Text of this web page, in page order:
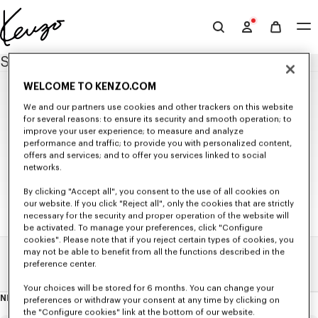
Skip to main content
Skip to footer content
Site
officiel
KENZO
SITEMAP
NOUVEAUTÉS
NOUVEAUTÉS HOMME
NOUVEAUTÉS FEMME
NOUVEAUTÉS ENFANTS
SÉLECTIONS
Ensembles De Saison
KENZO Jumping Tiger
FEMME
NOUVEAUTÉS
Toute la Collection
T-shirts et Débardeurs
Sweatshirts
Pulls et Cardigans
Vestes et Manteaux
Chemises et Tops
Robes et Jupes
Denim
Tailleurs
Kimonos
Petite Maroquinerie
ACCESSOIRES
Tous les Accessoires
Casquettes et Chapeaux
Foulards et Étoles
Ceintures
Lunettes de soleil
Pins et Bijoux
Chaussettes
Cravates
CHAUSSURES
Toutes les Chaussures
Ballerines et Espadrilles
Sneakers
Derbies et Bottines
CADEAUX
Tous les Cadeaux
Petits Cadeaux
ENFANT
TOUTE LA COLLECTION ENFANT
FILLE (3-12 ANS)
Toute la Collection
T-shirts et Sweatshirts
Robes et Jupes
Vestes et Blousons
Accessoires
GARÇON (3-12 ANS)
Toute la Collection
T-shirts et Sweatshirts
Vestes et Blousons
Accessoires
Bébés (1 mois - 2 ans)
NEWSLETTER
A
de
WELCOME TO KENZO.COM
We and our partners use cookies and other trackers on this website
for several reasons: to ensure its security and smooth operation; to
improve your user experience; to measure and analyze
performance and traffic; to provide you with personalized content,
offers and services; and to offer you services linked to social
networks.
By clicking "Accept all", you consent to the use of all cookies on
our website. If you click "Reject all", only the cookies that are strictly
necessary for the security and proper operation of the website will
be activated. To manage your preferences, click "Configure
cookies". Please note that if you reject certain types of cookies, you
may not be able to benefit from all the functions described in the
preference center.
Your choices will be stored for 6 months. You can change your
preferences or withdraw your consent at any time by clicking on
the "Configure cookies" link at the bottom of our website.